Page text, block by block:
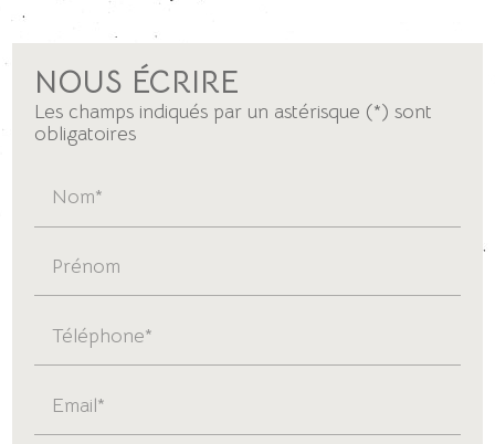
NOUS ÉCRIRE
Les champs indiqués par un astérisque (*) sont
obligatoires
Nom*
Prénom
Téléphone*
Email*